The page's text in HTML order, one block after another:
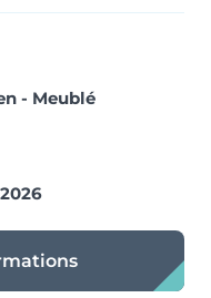
- Meublé